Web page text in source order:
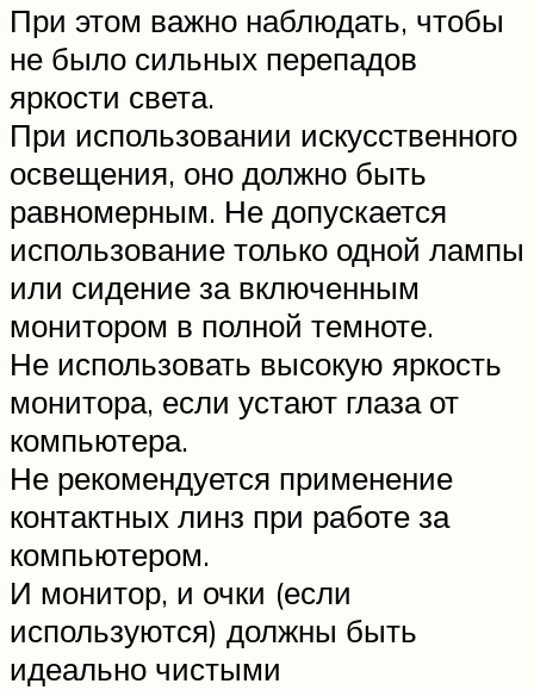
При этом важно наблюдать, чтобы
не было сильных перепадов
яркости света.
При использовании искусственного
освещения, оно должно быть
равномерным. Не допускается
использование только одной лампы
или сидение за включенным
монитором в полной темноте.
Не использовать высокую яркость
монитора, если устают глаза от
компьютера.
Не рекомендуется применение
контактных линз при работе за
компьютером.
И монитор, и очки (если
используются) должны быть
идеально чистыми